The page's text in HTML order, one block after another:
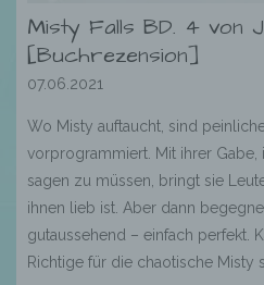
Misty Falls BD. 4 von
[Buchrezension]
07.06.2021
Wo Misty auftaucht, sind
vorprogrammiert. Mit ihrer Gabe,
sagen zu müssen, bringt sie
ihnen lieb ist. Aber dann
gutaussehend – einfach perfekt.
Richtige für die chaotische Misty